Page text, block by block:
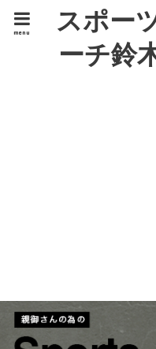
スポー
ーチ鈴
menu